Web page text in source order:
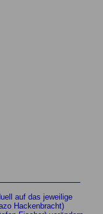
auf das jeweilige
Hackenbracht)